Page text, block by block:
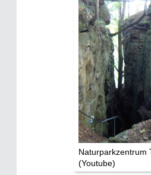
Naturparkzentrum
(Youtube)